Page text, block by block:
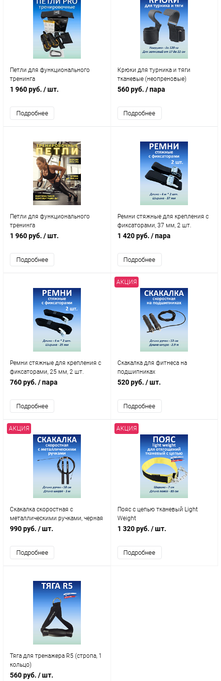
Петли для функционального
тренинга
1 960 руб. / шт.
Подробнее
Крюки для турника и тяги
тканевые (неопреновые)
560 руб. / пара
Подробнее
Петли для функционального
тренинга
1 960 руб. / шт.
Подробнее
Ремни стяжные для крепления с
фиксаторами, 37 мм, 2 шт.
1 420 руб. / пара
Подробнее
Ремни стяжные для крепления с
фиксаторами, 25 мм, 2 шт.
760 руб. / пара
Подробнее
АКЦИЯ
Скакалка для фитнеса на
подшипниках
520 руб. / шт.
Подробнее
АКЦИЯ
Скакалка скоростная c
металлическими ручками, черная
990 руб. / шт.
Подробнее
АКЦИЯ
Пояс с цепью тканевый Light
Weight
1 320 руб. / шт.
Подробнее
Тяга для тренажера R5 (стропа, 1
кольцо)
560 руб. / шт.